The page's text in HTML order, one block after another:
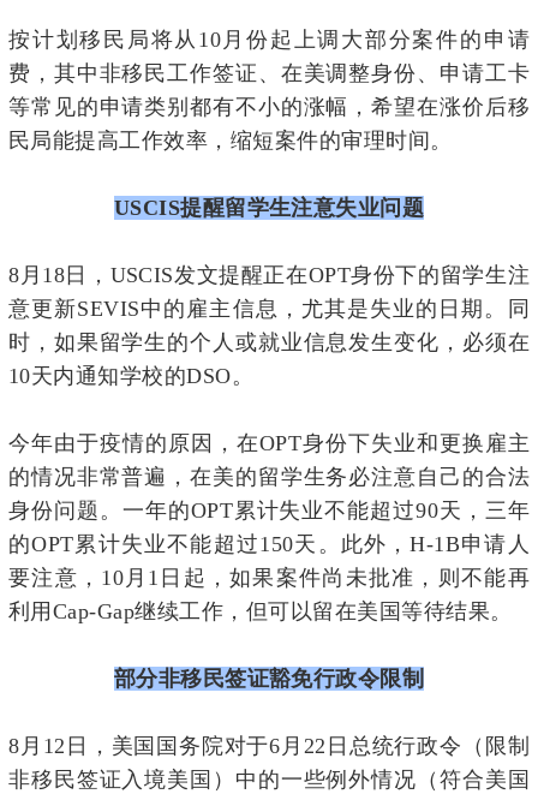
按计划移民局将从10月份起上调大部分案件的申请
费，其中非移民工作签证、在美调整身份、申请工卡
等常见的申请类别都有不小的涨幅，希望在涨价后移
民局能提高工作效率，缩短案件的审理时间。
USCIS提醒留学生注意失业问题
8月18日，USCIS发文提醒正在OPT身份下的留学生注
意更新SEVIS中的雇主信息，尤其是失业的日期。同
时，如果留学生的个人或就业信息发生变化，必须在
10天内通知学校的DSO。
今年由于疫情的原因，在OPT身份下失业和更换雇主
的情况非常普遍，在美的留学生务必注意自己的合法
身份问题。一年的OPT累计失业不能超过90天，三年
的OPT累计失业不能超过150天。此外，H-1B申请人
要注意，10月1日起，如果案件尚未批准，则不能再
利用Cap-Gap继续工作，但可以留在美国等待结果。
部分非移民签证豁免行政令限制
8月12日，美国国务院对于6月22日总统行政令（限制
非移民签证入境美国）中的一些例外情况（符合美国